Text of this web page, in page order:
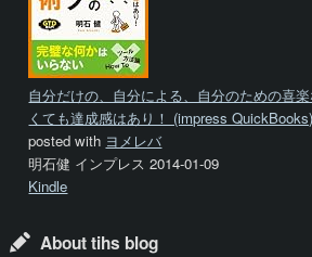
自分だけの、自分による、自分のための喜
くても達成感はあり！ (impress
posted with ヨメレバ
明石健 インプレス 2014-01-09
Kindle
About tihs blog